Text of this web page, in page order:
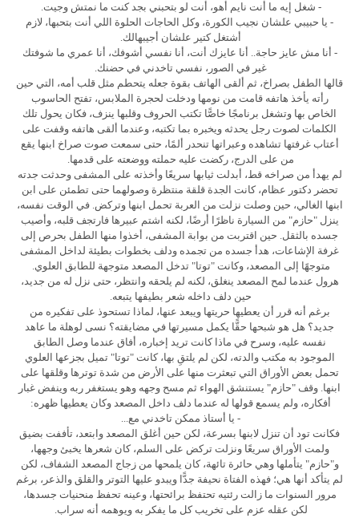
- شغل إيه ما أنت نايم أهو، أنت لو بتحبني بجد كنت ما نمتش وجيت.
- يا حبيبي علشان نجيب الكورة، وكل الحاجات الحلوة اللي أنت بتحبها، لازم
أشتغل كتير علشان أجيبهالك.
- أنا مش عايز حاجة.. أنا عايزك أنت، أنا نفسي أشوفك، أنا عمري ما شوفتك
غير في الصور، نفسي تاخدني في حضنك.
قالها الطفل بصراخ، ثم ألقى الهاتف بقوة جعله يتحطم مثل قلب أمه، التي حين
رأته يأخذ هاتفه قامت من نومها ودخلت لحجرة الملابس، تفتح الحاسوب
الخاص بها وتشغل برنامجًا خاصًّا تكتب الحروف وقلبها ينزف، فكان يحول تلك
الكلمات لصوت رجل يحدثه ويخبره بما تكتبه، وعندما ألقى هاتفه وقفت على
أعتاب غرفتها تشاهده وعبراتها تنحدر ألمًا، حتى سمعت صوت صراخ ابنها يقع
من على الدرج، ركضت عليه حملته ووضعته على قدمها.
لم يهدأ من صراخه قط، أبدلت ثيابها سريعًا وأخذته على المشفى وحدثت جدته
تحضر دكتور عظام، كانت الجدة قلقة منتظرة وصولهما حتى تطمئن على ابن
ابنها الغالي، حين وصلت نزلت من العربة تحمل ابنها وتركض. في الوقت نفسه،
ينزل "حازم" من السيارة ناظرًا أرضًا، لكنه اشتم عبيرها فارتجف قلبه، وأصيب
جسده بالثقل. حين اقتربت من بوابة المشفى، أخذوا منها الطفل بحرص إلى
غرفة الإشاعات، هدأ جسده من تجمده ودلف بخطوات بطيئة لداخل المشفى
متوجهًا إلى المصعد، وكانت "توتا" تدخل المصعد متوجهة للطابق العلوي.
هرول عندما لمح المصعد ينغلق، لكنه لم يلحقه وانتظر، حتى نزل له من جديد،
حين دلف داخله شعر بطيفها يتبعه.
برغم أنه قرر أن يعطيها حريتها ويبعد عنها، لماذا تستحوذ على تفكيره من
جديد؟ هل هو شبحها حقًّا يكمل مسيرتها في مضايقته؟ نسى لوهلة ما عاهد
نفسه عليه، وسرح في ماذا كانت تريد إخباره، أفاق عندما وصل الطابق
الموجود به مكتب والدته، لكن لم يلتقِ بها، كانت "توتا" تميل بجزعها العلوي
تحمل بعض الأوراق التي تبعثرت منها على الأرض من شدة توترها وقلقها على
ابنها. وقف "حازم" يستنشق الهواء ثم مسح وجهه وهو يستغفر ربه وينفض غبار
أفكاره، ولم يسمع قولها له عندما دلف داخل المصعد وكان يعطيها ظهره:
- يا أستاذ ممكن تاخدني مع...
فكانت تود أن تنزل لابنها بسرعة، لكن حين أغلق المصعد وابتعد، تأففت بضيق
ولمت الأوراق سريعًا ونزلت تركض على السلم، كان شعرها يخبئ وجهها،
و"حازم" يتأملها وهي حائرة تائهة، كان يلمحها من زجاج المصعد الشفاف، لكن
لم يتأكد أنها هي؛ فهذه الفتاة نحيفة جدًّا ويبدو عليها التوتر والقلق والذعر، برغم
مرور السنوات ما زالت رئتيه تحتفظ برائحتها، وعينه تحفظ منحنيات جسدها،
لكن عقله عزم على تخريب كل ما يفكر به ويوهمه أنه سراب.